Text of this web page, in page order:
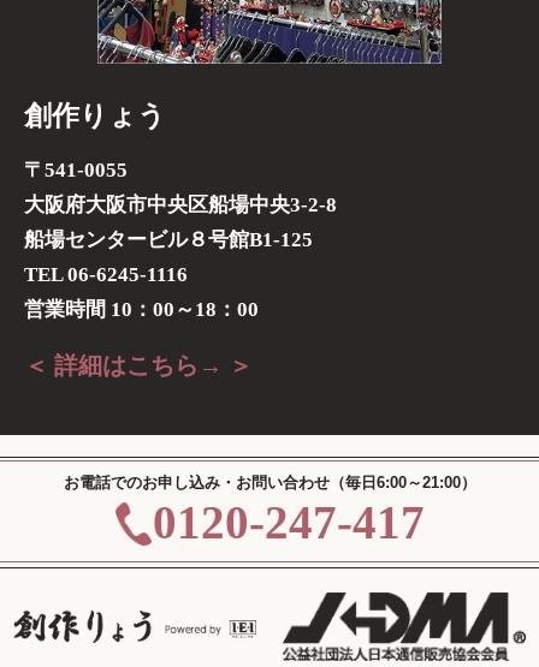
創作りょう
〒541-0055
大阪府大阪市中央区船場中央3-2-8
船場センタービル８号館B1-125
TEL 06-6245-1116
営業時間 10：00～18：00
＜ 詳細はこちら→ ＞
お電話でのお申し込み・お問い合わせ（毎日6:00～21:00）
0120-247-417